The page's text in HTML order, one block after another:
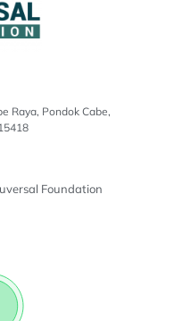
Raya, Pondok Cabe,
Foundation